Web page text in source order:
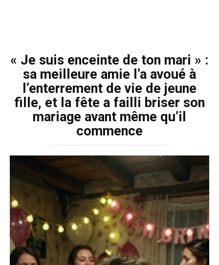
« Je suis enceinte de ton mari » :
sa meilleure amie l’a avoué à
l’enterrement de vie de jeune
fille, et la fête a failli briser son
mariage avant même qu’il
commence